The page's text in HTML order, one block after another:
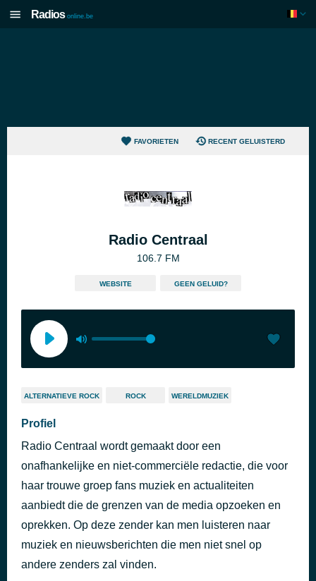
Radios online.be
FAVORIETEN RECENT GELUISTERD
Radio Centraal
106.7 FM
WEBSITE GEEN GELUID?
ALTERNATIEVE ROCK ROCK WERELDMUZIEK
Profiel
Radio Centraal wordt gemaakt door een
onafhankelijke en niet-commerciële redactie, die voor
haar trouwe groep fans muziek en actualiteiten
aanbiedt die de grenzen van de media opzoeken en
oprekken. Op deze zender kan men luisteren naar
muziek en nieuwsberichten die men niet snel op
andere zenders zal vinden.